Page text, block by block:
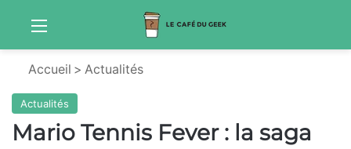
Menu
Accueil > Actualités
Actualités
Mario Tennis Fever : la saga